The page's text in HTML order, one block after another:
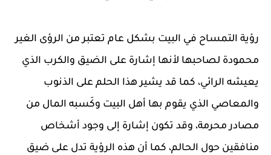
رؤية التمساح في البيت بشكل عام تعتبر من الرؤى الغير
محمودة لصاحبها لأنها إشارة على الضيق والكرب الذي
يعيشه الرائي، كما قد يشير هذا الحلم على الذنوب
والمعاصي الذي يقوم بها أهل البيت وكَسبه المال من
مصادر محرمة، وقد تكون إشارة إلى وجود أشخاص
منافقين حول الحالم، كما أن هذه الرؤية تدل على ضيق